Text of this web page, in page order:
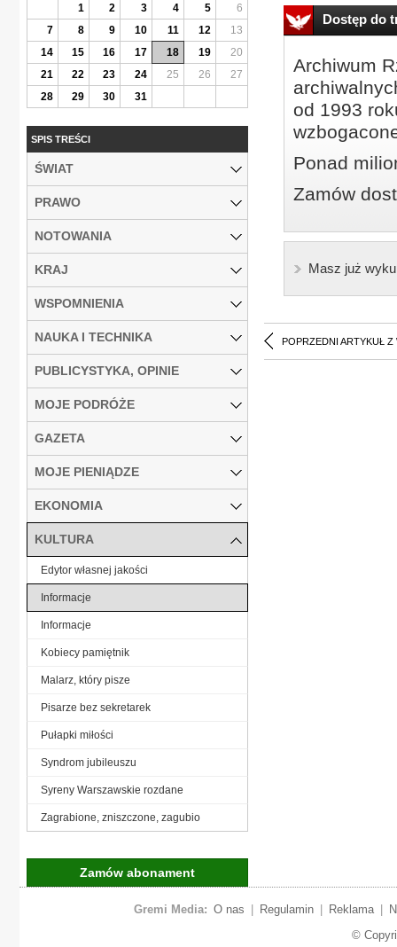
Dostęp do
Archiwum
od 1993
Ponad
Zamów
Masz już
POPRZEDNI ARTYKUŁ Z
1
2 3 4 5
6
7
8 9 10 11 12
13
14
15 16 17 18 19
20
21
22 23 24 25 26
27
28
29 30 31
SPIS TREŚCI
ŚWIAT
PRAWO
NOTOWANIA
KRAJ
WSPOMNIENIA
NAUKA I TECHNIKA
PUBLICYSTYKA, OPINIE
MOJE PODRÓŻE
GAZETA
MOJE PIENIĄDZE
EKONOMIA
KULTURA
Edytor własnej jakości
Informacje
Informacje
Kobiecy pamiętnik
Malarz, który pisze
Pisarze bez sekretarek
Pułapki miłości
Syndrom jubileuszu
Syreny Warszawskie rozdane
Zagrabione, zniszczone, zagubio
Zamów abonament
Gremi Media: O nas Regulamin Reklama
©